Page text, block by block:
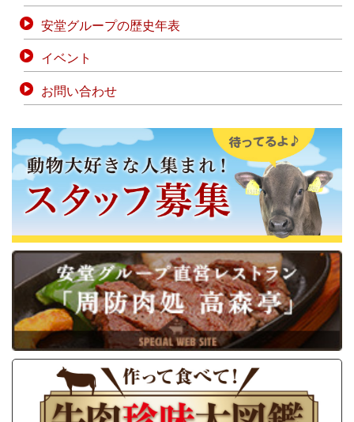
安堂グループの歴史年表
イベント
お問い合わせ